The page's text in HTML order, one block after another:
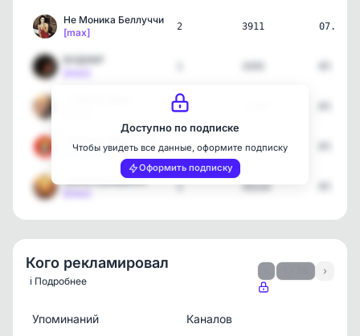
Не Моника Беллуччи
[max]
2 3911
БУДУАР
1
[telegram]
65 19641
Закон Бумеранга
1 35214
Доступно по подписке
Чтобы увидеть все данные, оформите подписку
Оформить подписку
Кого рекламировал
ℹ️ Подробнее
›
Упоминаний Каналов